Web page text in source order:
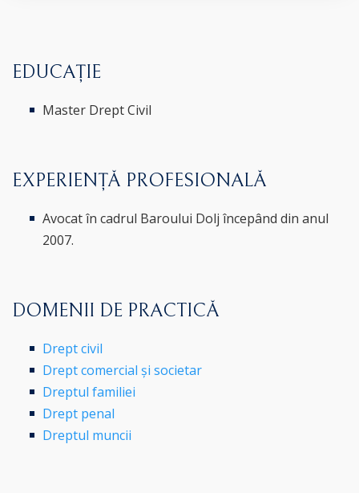
EDUCAȚIE
Master Drept Civil
EXPERIENȚĂ PROFESIONALĂ
Avocat în cadrul Baroului Dolj începând din anul
2007.
DOMENII DE PRACTICĂ
Drept civil
Drept comercial și societar
Dreptul familiei
Drept penal
Dreptul muncii